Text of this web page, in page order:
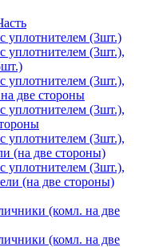
уплотнителем (3шт.)
уплотнителем (3шт.),
уплотнителем (3шт.),
две стороны
уплотнителем (3шт.),
уплотнителем (3шт.),
(на две стороны)
уплотнителем (3шт.),
(на две стороны)
(комл. на две
(комл. на две